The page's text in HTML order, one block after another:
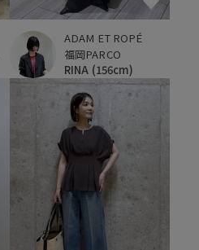
ADAM ET ROPÉ
福岡PARCO
RINA (156cm)